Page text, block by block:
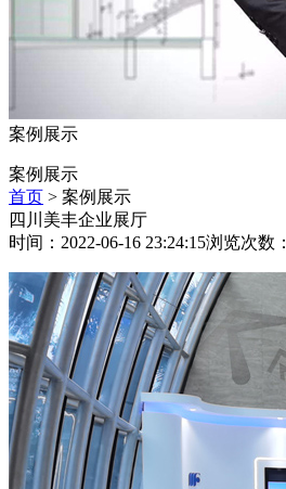
案例展示
案例展示
首页 > 案例展示
四川美丰企业展厅
时间：2022-06-16 23:24:15浏览次数：